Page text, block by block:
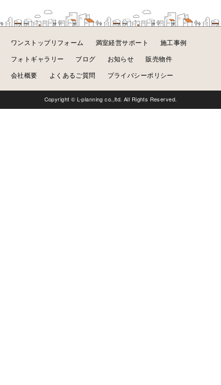
ワンストップリフォーム 満室経営サポート
施工事例
フォトギャラリー
ブログ お知らせ
販売物件
会社概要
よくあるご質問 プライバシーポリシー
Copyright © L-planning co.,ltd. All Rights Reserved.